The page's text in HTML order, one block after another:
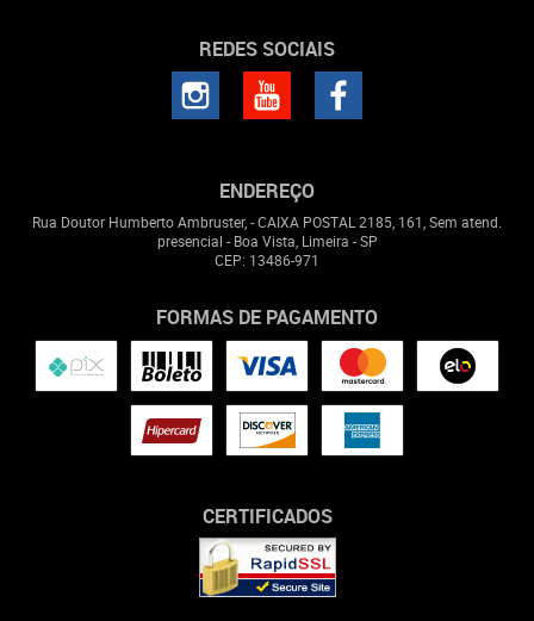
REDES SOCIAIS
ENDEREÇO
Rua Doutor Humberto Ambruster, - CAIXA POSTAL 2185, 161, Sem atend.
presencial - Boa Vista, Limeira -SP
CEP: 13486-971
FORMAS DE PAGAMENTO
CERTIFICADOS